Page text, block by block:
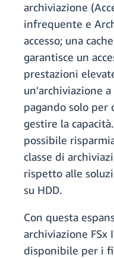
archiviazione
infrequente e
accesso; una
garantisce un
prestazioni
un'archiviazione
pagando solo per
gestire la
possibile
classe di
rispetto alle
su HDD.
Con questa
archiviazione
disponibile per i